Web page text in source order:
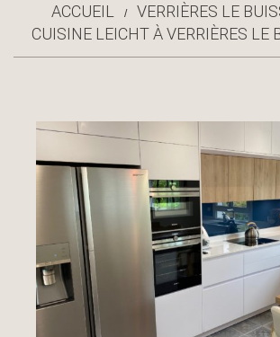
ACCUEIL
VERRIÈRES LE
CUISINE LEICHT À VERRIÈRES LE